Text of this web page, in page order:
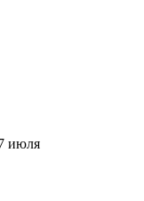
июля